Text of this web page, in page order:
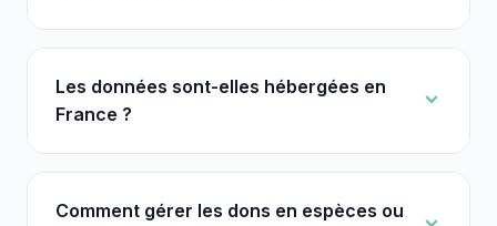
Les données sont-elles hébergées en
France ?
Comment gérer les dons en espèces ou